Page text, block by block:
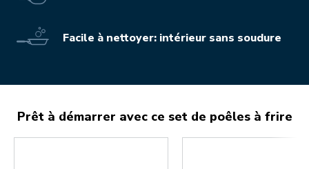
Facile à nettoyer: intérieur sans soudure
Prêt à démarrer avec ce set de poêles à frire